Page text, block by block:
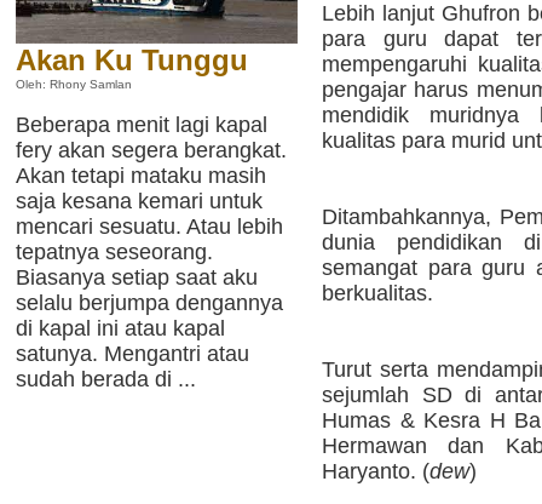
Akan Ku Tunggu
Oleh: Rhony Samlan
Beberapa menit lagi kapal
fery akan segera berangkat.
Akan tetapi mataku masih
saja kesana kemari untuk
mencari sesuatu. Atau lebih
tepatnya seseorang.
Biasanya setiap saat aku
selalu berjumpa dengannya
di kapal ini atau kapal
satunya. Mengantri atau
sudah berada di ...
Lebih lanjut Ghufron
para guru dapat
mempengaruhi
pengajar harus
mendidik
kualitas para murid
Ditambahkannya,
dunia pendidikan
semangat para guru
berkualitas.
Turut serta
sejumlah SD di
Humas & Kesra H
Hermawan dan
Haryanto. (dew)